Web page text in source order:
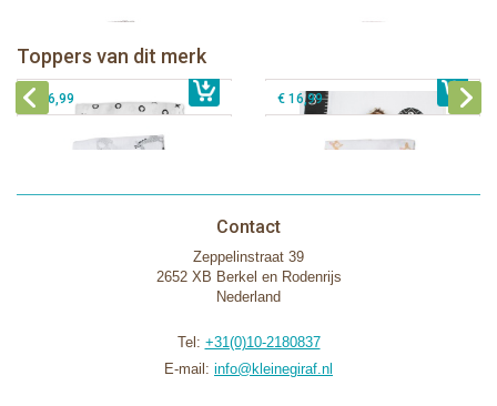
Toppers van dit merk
Hugs & Kisses
€ 19,99€ 13,50
Cards - Loved beyond measure
Lulujo swaddle 120x120 - Afrique
€ 16,99 € 16,99
Contact
Zeppelinstraat 39
2652 XB Berkel en Rodenrijs
Nederland
Tel: +31(0)10-2180837
E-mail: info@kleinegiraf.nl